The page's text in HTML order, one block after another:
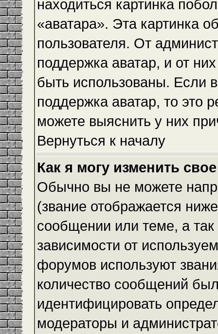
находиться картинка
«аватара». Эта картинка
пользователя. От
поддержка аватар, и от
быть использованы. Если
поддержка аватар, то это
можете выяснить у них
Вернуться к началу
Как я могу изменить
Обычно вы не можете
(звание отображается
сообщении или теме, а
зависимости от
форумов используют
количество сообщений
идентифицировать
модераторы и